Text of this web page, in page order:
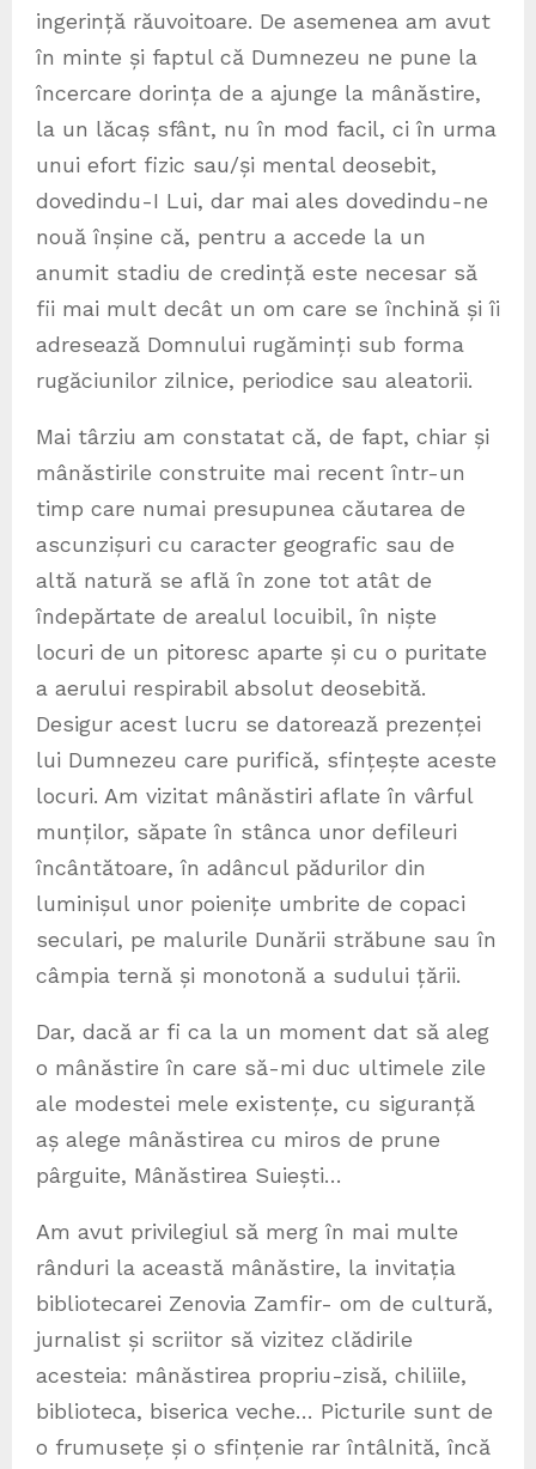
ingerință răuvoitoare. De asemenea am avut
în minte și faptul că Dumnezeu ne pune la
încercare dorința de a ajunge la mânăstire,
la un lăcaș sfânt, nu în mod facil, ci în urma
unui efort fizic sau/și mental deosebit,
dovedindu-I Lui, dar mai ales dovedindu-ne
nouă înșine că, pentru a accede la un
anumit stadiu de credință este necesar să
fii mai mult decât un om care se închină și îi
adresează Domnului rugăminți sub forma
rugăciunilor zilnice, periodice sau aleatorii.
Mai târziu am constatat că, de fapt, chiar și
mânăstirile construite mai recent într-un
timp care numai presupunea căutarea de
ascunzișuri cu caracter geografic sau de
altă natură se află în zone tot atât de
îndepărtate de arealul locuibil, în niște
locuri de un pitoresc aparte și cu o puritate
a aerului respirabil absolut deosebită.
Desigur acest lucru se datorează prezenței
lui Dumnezeu care purifică, sfințește aceste
locuri. Am vizitat mânăstiri aflate în vârful
munților, săpate în stânca unor defileuri
încântătoare, în adâncul pădurilor din
luminișul unor poienițe umbrite de copaci
seculari, pe malurile Dunării străbune sau în
câmpia ternă și monotonă a sudului țării.
Dar, dacă ar fi ca la un moment dat să aleg
o mânăstire în care să-mi duc ultimele zile
ale modestei mele existențe, cu siguranță
aș alege mânăstirea cu miros de prune
pârguite, Mânăstirea Suiești…
Am avut privilegiul să merg în mai multe
rânduri la această mânăstire, la invitația
bibliotecarei Zenovia Zamfir- om de cultură,
jurnalist și scriitor să vizitez clădirile
acesteia: mânăstirea propriu-zisă, chiliile,
biblioteca, biserica veche… Picturile sunt de
o frumusețe și o sfințenie rar întâlnită, încă